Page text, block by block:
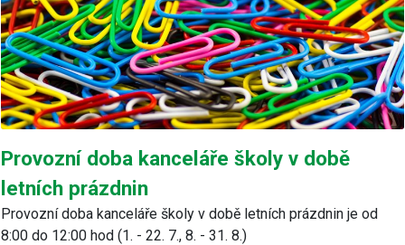
Provozní doba kanceláře školy v době
letních prázdnin
Provozní doba kanceláře školy v době letních prázdnin je od
8:00 do 12:00 hod (1. - 22. 7., 8. - 31. 8.)